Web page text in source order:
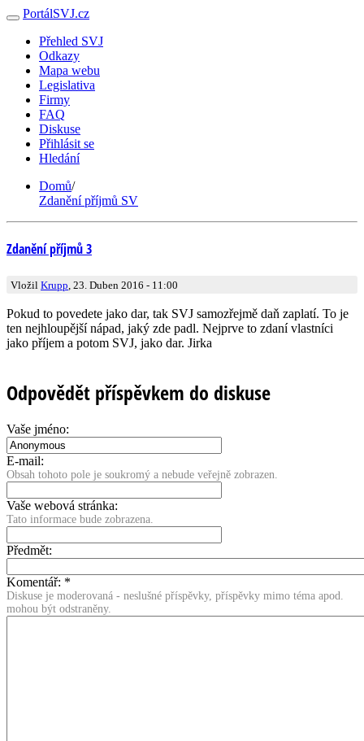
PortálSVJ.cz
Přehled SVJ
Odkazy
Mapa webu
Legislativa
Firmy
FAQ
Diskuse
Přihlásit se
Hledání
Domů/
Zdanění příjmů SV
Zdanění příjmů 3
Vložil Krupp , 23. Duben 2016 - 11:00
Pokud to povedete jako dar, tak SVJ samozřejmě daň zaplatí. To je
ten nejhloupější nápad, jaký zde padl. Nejprve to zdaní vlastníci
jako příjem a potom SVJ, jako dar. Jirka
Odpovědět příspěvkem do diskuse
Vaše jméno:
E-mail:
Obsah tohoto pole je soukromý a nebude veřejně zobrazen.
Vaše webová stránka:
Tato informace bude zobrazena.
Předmět:
Komentář: *
Diskuse je moderovaná - neslušné příspěvky, příspěvky mimo téma apod.
mohou být odstraněny.